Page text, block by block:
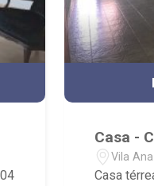
Casa -
Vila
Casa